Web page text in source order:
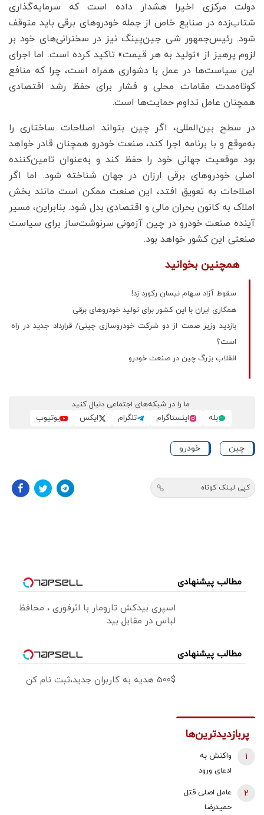
دولت مرکزی اخیرا هشدار داده است که سرمایه‌گذاری
شتاب‌زده در صنایع خاص از جمله خودروهای برقی باید متوقف
شود. رئیس‌جمهور شی جین‌پینگ نیز در سخنرانی‌های خود بر
لزوم پرهیز از «تولید به هر قیمت» تاکید کرده است. اما اجرای
این سیاست‌ها در عمل با دشواری همراه است، چرا که منافع
کوتاه‌مدت مقامات محلی و فشار برای حفظ رشد اقتصادی
همچنان عامل تداوم حمایت‌ها است.
در سطح بین‌المللی، اگر چین بتواند اصلاحات ساختاری را
به‌موقع و با برنامه اجرا کند، صنعت خودرو همچنان قادر خواهد
بود موقعیت جهانی خود را حفظ کند و به‌عنوان تامین‌کننده
اصلی خودروهای برقی ارزان در جهان شناخته شود. اما اگر
اصلاحات به تعویق افتد، این صنعت ممکن است ‌مانند بخش
املاک به کانون بحران مالی و اقتصادی بدل شود. بنابراین، مسیر
آینده صنعت خودرو در چین آزمونی سرنوشت‌ساز برای سیاست
صنعتی این کشور خواهد بود.
همچنین بخوانید
سقوط آزاد سهام نیسان رکورد زد!
همکاری ایران با این کشور برای تولید خودروهای برقی
بازدید وزیر صمت از دو شرکت خودروسازی چینی/ قرارداد جدید در راه
است؟
انقلاب بزرگ چین در صنعت خودرو
ما را در شبکه‌های اجتماعی دنبال کنید
بله
اینستاگرام تلگرام ایکس یوتیوب
چین خودرو
کپی لینک کوتاه
مطالب پیشنهادی
اسپری بیدکش تارومار با اثرفوری ، محافظ
لباس در مقابل بید
مطالب پیشنهادی
500$ هدیه به کاربران جدید،ثبت نام کن
پربازدیدترین‌ها
واکنش به
ادعای ورود
1
عامل اصلی قتل
حمیدرضا
2